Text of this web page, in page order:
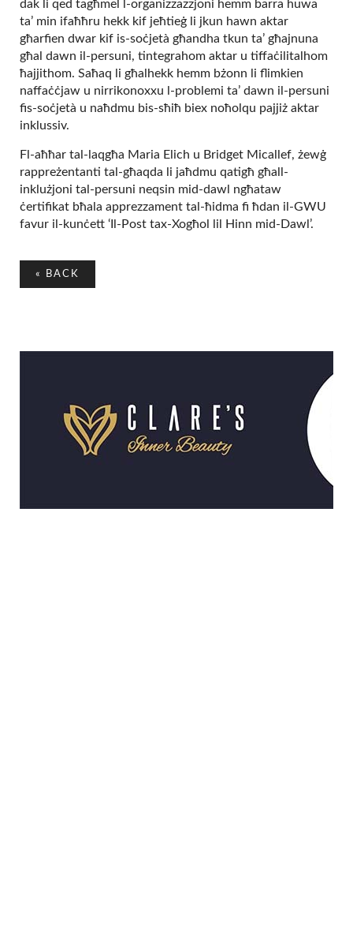
dak li qed tagħmel l-organizzazzjoni hemm barra huwa
ta’ min ifaħħru hekk kif jeħtieġ li jkun hawn aktar
għarfien dwar kif is-soċjetà għandha tkun ta’ għajnuna
għal dawn il-persuni, tintegrahom aktar u tiffaċilitalhom
ħajjithom. Saħaq li għalhekk hemm bżonn li flimkien
naffaċċjaw u nirrikonoxxu l-problemi ta’ dawn il-persuni
fis-soċjetà u naħdmu bis-sħiħ biex noħolqu pajjiż aktar
inklussiv.
Fl-aħħar tal-laqgħa Maria Elich u Bridget Micallef, żewġ
rappreżentanti tal-għaqda li jaħdmu qatigħ għall-
inklużjoni tal-persuni neqsin mid-dawl ngħataw
ċertifikat bħala apprezzament tal-ħidma fi ħdan il-GWU
favur il-kunċett ‘Il-Post tax-Xogħol lil Hinn mid-Dawl’.
« BACK